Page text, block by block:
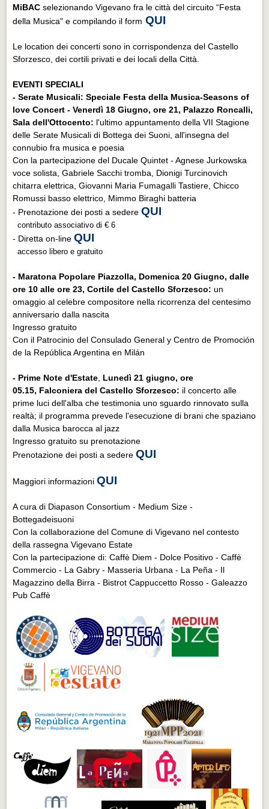
MiBAC selezionando Vigevano fra le città del circuito “Festa
della Musica" e compilando il form QUI
Le location dei concerti sono in corrispondenza del Castello
Sforzesco, dei cortili privati e dei locali della Città.
EVENTI SPECIALI
- Serate Musicali: Speciale Festa della Musica-Seasons of
love Concert - Venerdì 18 Giugno, ore 21, Palazzo Roncalli,
Sala dell'Ottocento: l'ultimo appuntamento della VII Stagione
delle Serate Musicali di Bottega dei Suoni, all'insegna del
connubio fra musica e poesia
Con la partecipazione del Ducale Quintet - Agnese Jurkowska
voce solista, Gabriele Sacchi tromba, Dionigi Turcinovich
chitarra elettrica, Giovanni Maria Fumagalli Tastiere, Chicco
Romussi basso elettrico, Mimmo Biraghi batteria
- Prenotazione dei posti a sedereQUI
contributo associativo di € 6
- Diretta on-lineQUI
accesso libero e gratuito
- Maratona Popolare Piazzolla, Domenica 20 Giugno, dalle
ore 10 alle ore 23, Cortile del Castello Sforzesco:un
omaggio al celebre compositore nella ricorrenza del centesimo
anniversario dalla nascita
Ingresso gratuito
Con il Patrocinio del Consulado General y Centro de Promoción
de la República Argentina en Milán
- Prime Note d'Estate Lunedì 21 giugno, ore
05.15, Falconiera del Castello Sforzesco: il concerto alle
prime luci dell'alba che testimonia uno sguardo rinnovato sulla
realtà; il programma prevede l'esecuzione di brani che spaziano
dalla Musica barocca al jazz
Ingresso gratuito su prenotazione
Prenotazione dei posti a sedereQUI
Maggiori informazioniQUI
A cura di Diapason Consortium - Medium Size -
Bottegadeisuoni
Con la collaborazione del Comune di Vigevano nel contesto
della rassegna Vigevano Estate
Con la partecipazione di: Caffè Diem - Dolce Positivo - Caffè
Commercio - La Gabry - Masseria Urbana - La Peña - Il
Magazzino della Birra - Bistrot Cappuccetto Rosso - Galeazzo
Pub Caffè